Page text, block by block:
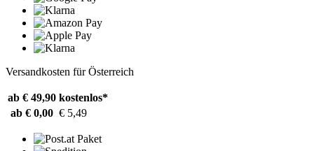
Versandkosten für Österreich
ab € 49,90 kostenlos*
ab € 0,00 € 5,49